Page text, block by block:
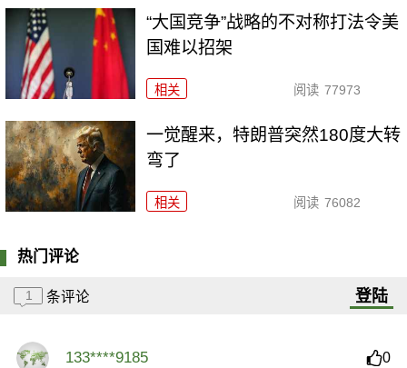
“大国竞争”战略的不对称打法令美
国难以招架
相关 阅读 77973
一觉醒来，特朗普突然180度大转
弯了
相关 阅读 76082
热门评论
1 条评论 登陆
133****9185 0